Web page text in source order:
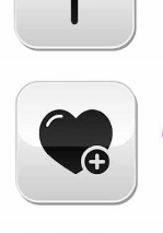
disebut juga
motor ini m...